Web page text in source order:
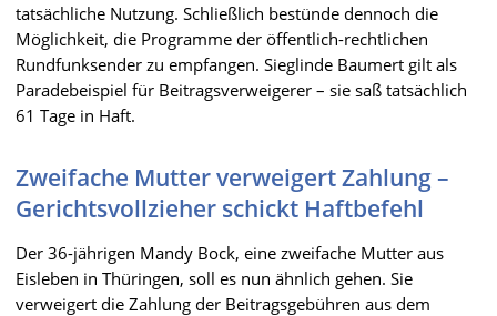
tatsächliche Nutzung. Schließlich bestünde dennoch die
Möglichkeit, die Programme der öffentlich-rechtlichen
Rundfunksender zu empfangen. Sieglinde Baumert gilt als
Paradebeispiel für Beitragsverweigerer – sie saß tatsächlich
61 Tage in Haft.
Zweifache Mutter verweigert Zahlung –
Gerichtsvollzieher schickt Haftbefehl
Der 36-jährigen Mandy Bock, eine zweifache Mutter aus
Eisleben in Thüringen, soll es nun ähnlich gehen. Sie
verweigert die Zahlung der Beitragsgebühren aus dem